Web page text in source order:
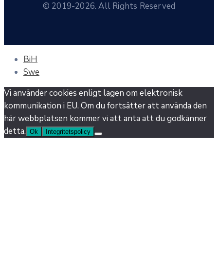
© 2019-2026. All Rights Reserved
BiH
Swe
Vi använder cookies enligt lagen om elektronisk
kommunikation i EU. Om du fortsätter att använda den
här webbplatsen kommer vi att anta att du godkänner
detta. Ok Integritetspolicy